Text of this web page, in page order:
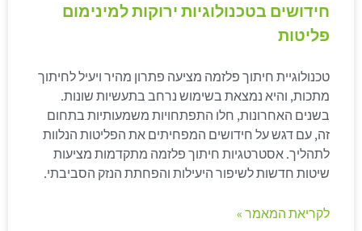
חידושים בטכנולוגיות ירוקות למינימום
פליטות
טכנולוגיית חיתוך פלזמה מציעה פתרון מהיר ויעיל לחיתוך
מתכות, והיא נמצאת בשימוש נרחב בתעשיות שונות.
בשנים האחרונות, חלו התפתחויות משמעותיות בתחום
זה, עם דגש על חידושים המפחיתים את הפליטות הנלוות
לתהליך. אסטרטגיות חיתוך פלזמה מתקדמות מציעות
שיטות חדשות לשיפור היעילות והפחתת הנזק הסביבתי.
לקריאת המאמר »